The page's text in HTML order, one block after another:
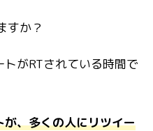
すか？
がRTされている時間で
、多くの人にリツイー